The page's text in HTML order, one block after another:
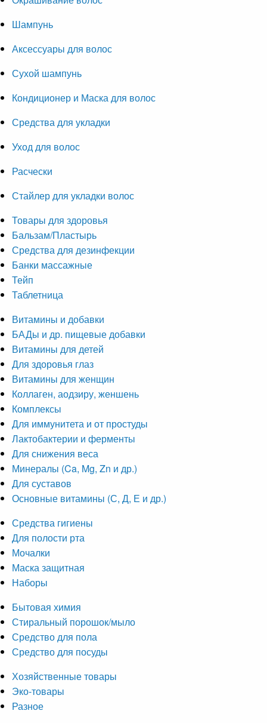
Шампунь
Аксессуары для волос
Сухой шампунь
Кондиционер и Маска для волос
Средства для укладки
Уход для волос
Расчески
Стайлер для укладки волос
Товары для здоровья
Бальзам/Пластырь
Средства для дезинфекции
Банки массажные
Тейп
Таблетница
Витамины и добавки
БАДы и др. пищевые добавки
Витамины для детей
Для здоровья глаз
Витамины для женщин
Коллаген, аодзиру, женшень
Комплексы
Для иммунитета и от простуды
Лактобактерии и ферменты
Для снижения веса
Минералы (Ca, Mg, Zn и др.)
Для суставов
Основные витамины (С, Д, Е и др.)
Средства гигиены
Для полости рта
Мочалки
Маска защитная
Наборы
Бытовая химия
Стиральный порошок/мыло
Средство для пола
Средство для посуды
Хозяйственные товары
Эко-товары
Разное